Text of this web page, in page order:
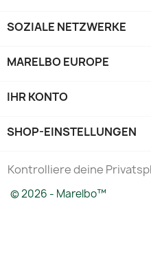
SOZIALE NETZWERKE
MARELBO EUROPE
IHR KONTO
SHOP-EINSTELLUNGEN
Kontrolliere deine
© 2026 - Marelbo™